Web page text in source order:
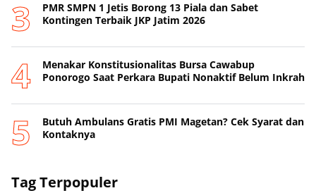
PMR SMPN 1 Jetis Borong 13 Piala dan Sabet
Kontingen Terbaik JKP Jatim 2026
Menakar Konstitusionalitas Bursa Cawabup
Ponorogo Saat Perkara Bupati Nonaktif Belum Inkrah
Butuh Ambulans Gratis PMI Magetan? Cek Syarat dan
Kontaknya
Tag Terpopuler